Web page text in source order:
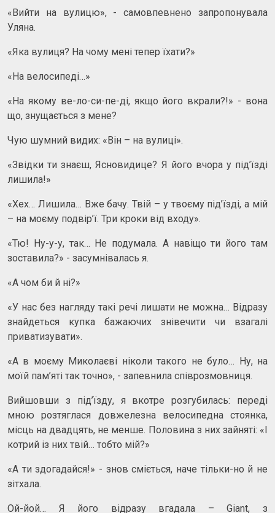
«Вийти на вулицю», - самовпевнено запропонувала
Уляна.
«Яка вулиця? На чому мені тепер їхати?»
«На велосипеді…»
«На якому ве-ло-си-пе-ді, якщо його вкрали?!» - вона
що, знущається з мене?
Чую шумний видих: «Він – на вулиці».
«Звідки ти знаєш, Ясновидице? Я його вчора у під’їзді
лишила!»
«Хех… Лишила… Вже бачу. Твій – у твоєму під’їзді, а мій
– на моєму подвір’ї. Три кроки від входу».
«Тю! Ну-у-у, так… Не подумала. А навіщо ти його там
зоставила?» - засумнівалась я.
«А чом би й ні?»
«У нас без нагляду такі речі лишати не можна… Відразу
знайдеться купка бажаючих знівечити чи взагалі
приватизувати».
«А в моєму Миколаєві ніколи такого не було… Ну, на
моїй пам’яті так точно», - запевнила співрозмовниця.
Вийшовши з під’їзду, я вкотре розгубилась: переді
мною розтяглася довжелезна велосипедна стоянка,
місць на двадцять, не менше. Половина з них зайняті: «І
котрий із них твій… тобто мій?»
«А ти здогадайся!» - знов сміється, наче тільки-но й не
зітхала.
Ой-йой… Я його відразу вгадала – Giant, з